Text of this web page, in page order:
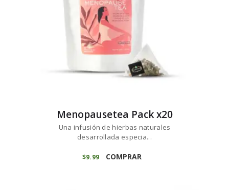
Menopausetea Pack x20
Una infusión de hierbas naturales
desarrollada especia...
$9 99 COMPRAR